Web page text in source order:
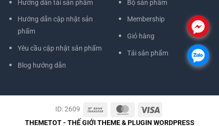
Hướng dẫn tải sản phẩm
Hướng dẫn cập nhật sản
phẩm
Yêu cầu cập nhật sản phẩm
Blog hướng dẫn
Bộ sản phẩm
Membership
Giỏ hàng
Tải sản phẩm
ID: 2609
THEMETOT - THẾ GIỚI THEME & PLUGIN WORDPRESS
.
.